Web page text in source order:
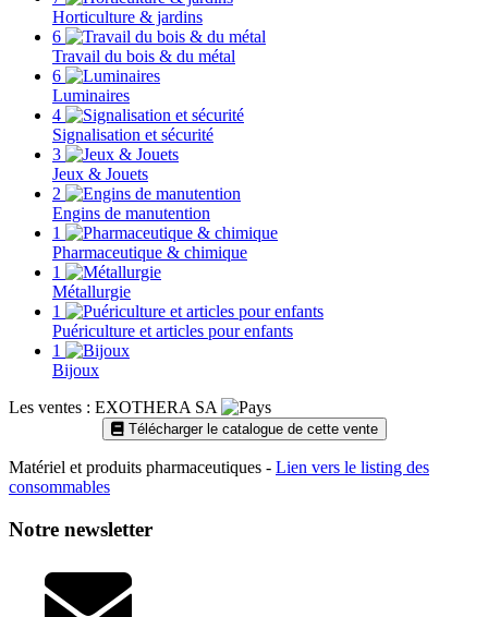
Horticulture & jardins
6
Travail du bois & du métal
6
Luminaires
4
Signalisation et sécurité
3
Jeux & Jouets
2
Engins de manutention
1
Pharmaceutique & chimique
1
Métallurgie
1
Puériculture et articles pour enfants
1
Bijoux
Les ventes : EXOTHERA SA
Télécharger le catalogue de cette vente
Matériel et produits pharmaceutiques - Lien vers le listing des
consommables
Notre newsletter